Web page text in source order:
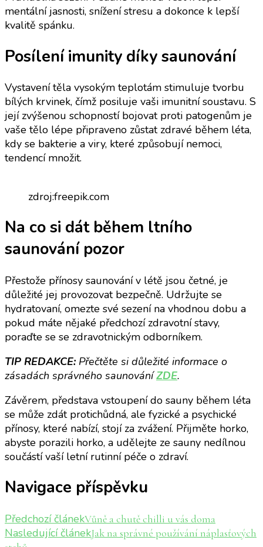
mentální jasnosti, snížení stresu a dokonce k lepší
kvalitě spánku.
Posílení imunity díky saunování
Vystavení těla vysokým teplotám stimuluje tvorbu
bílých krvinek, čímž posiluje vaši imunitní soustavu. S
její zvýšenou schopností bojovat proti patogenům je
vaše tělo lépe připraveno zůstat zdravé během léta,
kdy se bakterie a viry, které způsobují nemoci,
tendencí množit.
zdroj:freepik.com
Na co si dát během ltního
saunování pozor
Přestože přínosy saunování v létě jsou četné, je
důležité jej provozovat bezpečně. Udržujte se
hydratovaní, omezte své sezení na vhodnou dobu a
pokud máte nějaké předchozí zdravotní stavy,
poraďte se se zdravotnickým odborníkem.
TIP REDAKCE: Přečtěte si důležité informace o
zásadách správného saunováníZDE.
Závěrem, představa vstoupení do sauny během léta
se může zdát protichůdná, ale fyzické a psychické
přínosy, které nabízí, stojí za zvážení. Přijměte horko,
abyste porazili horko, a udělejte ze sauny nedílnou
součástí vaší letní rutinní péče o zdraví.
Navigace příspěvku
Předchozí článekVůně a chutě chilli u vás doma
Nasledující článekJak na správné používání náplasťových